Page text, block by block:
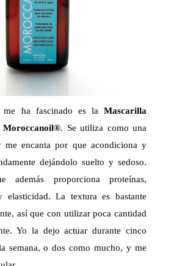
ha fascinado es la Mascarilla
Moroccanoil®. Se utiliza como una
me encanta por que acondiciona y
dejándolo suelto y sedoso.
además proporciona proteínas,
La textura es bastante
así que con utilizar poca cantidad
Yo la dejo actuar durante cinco
semana, o dos como mucho, y me